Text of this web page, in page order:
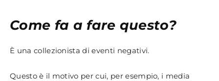
Come fa a fare questo?
È una collezionista di eventi negativi.
Questo è il motivo per cui, per esempio, i media